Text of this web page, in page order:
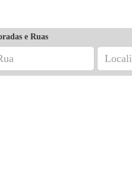
e Ruas